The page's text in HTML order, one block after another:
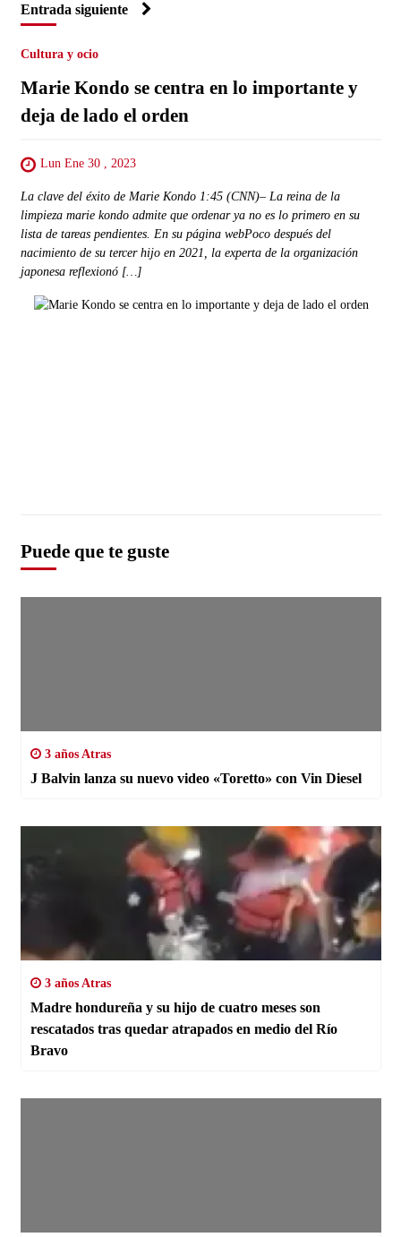
Entrada siguiente
Cultura y ocio
Marie Kondo se centra en lo importante y
deja de lado el orden
Lun Ene 30 , 2023
La clave del éxito de Marie Kondo 1:45 (CNN)– La reina de la
limpieza marie kondo admite que ordenar ya no es lo primero en su
lista de tareas pendientes. En su página webPoco después del
nacimiento de su tercer hijo en 2021, la experta de la organización
japonesa reflexionó […]
Puede que te guste
3 años Atras
J Balvin lanza su nuevo video «Toretto» con Vin Diesel
3 años Atras
Madre hondureña y su hijo de cuatro meses son
rescatados tras quedar atrapados en medio del Río
Bravo